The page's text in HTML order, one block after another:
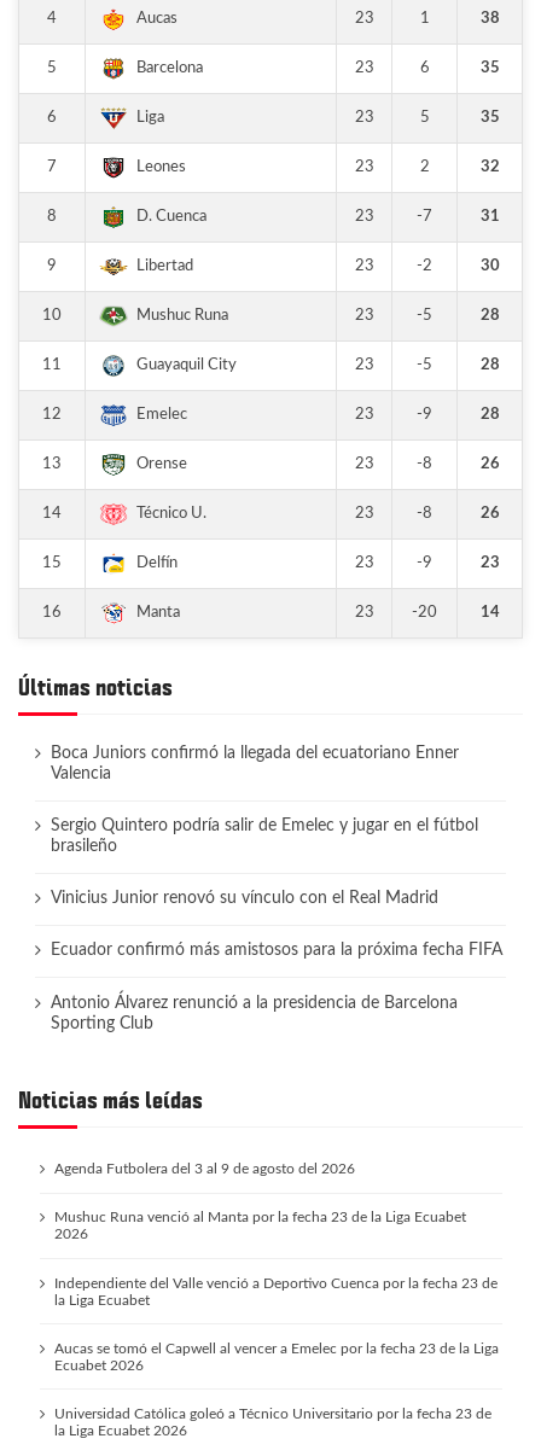
4 Aucas 23 1 38
5 Barcelona 23 6 35
6 Liga 23 5 35
7 Leones 23 2 32
8 D. Cuenca 23 -7 31
9 Libertad 23 -2 30
10 Mushuc Runa 23 -5 28
11 Guayaquil City 23 -5 28
12 Emelec 23 -9 28
13 Orense 23 -8 26
14 Técnico U. 23 -8 26
15 Delfín 23 -9 23
16 Manta 23 -20 14
Últimas noticias
Boca Juniors confirmó la llegada del ecuatoriano Enner
Valencia
Sergio Quintero podría salir de Emelec y jugar en el fútbol
brasileño
Vinicius Junior renovó su vínculo con el Real Madrid
Ecuador confirmó más amistosos para la próxima fecha FIFA
Antonio Álvarez renunció a la presidencia de Barcelona
Sporting Club
Noticias más leídas
Agenda Futbolera del 3 al 9 de agosto del 2026
Mushuc Runa venció al Manta por la fecha 23 de la Liga Ecuabet
2026
Independiente del Valle venció a Deportivo Cuenca por la fecha 23 de
la Liga Ecuabet
Aucas se tomó el Capwell al vencer a Emelec por la fecha 23 de la Liga
Ecuabet 2026
Universidad Católica goleó a Técnico Universitario por la fecha 23 de
la Liga Ecuabet 2026